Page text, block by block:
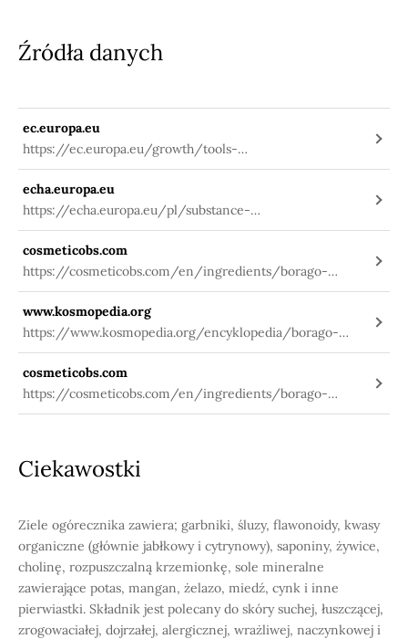
Źródła danych
ec.europa.eu
https://ec.europa.eu/growth/tools-
databases/cosing/index.cfm?
fuseaction=search.details_v2&id=74512
echa.europa.eu
https://echa.europa.eu/pl/substance-
information/-/substanceinfo/100.074.215
cosmeticobs.com
https://cosmeticobs.com/en/ingredients/borago-
officinalis-seed-oil-310
www.kosmopedia.org
https://www.kosmopedia.org/encyklopedia/borago-
officinalis-extract/
cosmeticobs.com
https://cosmeticobs.com/en/ingredients/borago-
officinalis-seed-oil-310
Ciekawostki
Ziele ogórecznika zawiera; garbniki, śluzy, flawonoidy, kwasy
organiczne (głównie jabłkowy i cytrynowy), saponiny, żywice,
cholinę, rozpuszczalną krzemionkę, sole mineralne
zawierające potas, mangan, żelazo, miedź, cynk i inne
pierwiastki. Składnik jest polecany do skóry suchej, łuszczącej,
zrogowaciałej, dojrzałej, alergicznej, wrażliwej, naczynkowej i